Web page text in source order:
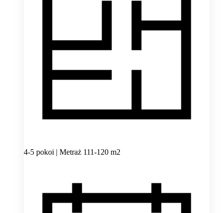
4-5 pokoi | Metraż 111-120 m2